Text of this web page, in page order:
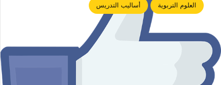
العلوم التربوية أساليب التدريس